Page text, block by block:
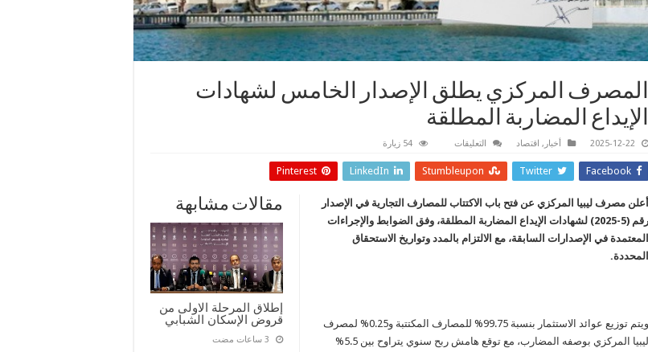
المصرف المركزي يطلق الإصدار الخامس لشهادات
الإيداع المضاربة المطلقة
2025-12-22 أخبار , اقتصاد التعليقات
المركزي
يطلق
لشهادات
الإيداع
المضاربة
المطلقة
54 زيارة
Facebook
Twitter
Stumbleupon
LinkedIn
Pinterest
مقالات مشابهة
إطلاق المرحلة الاولى من
قروض الإسكان الشبابي
أعلن مصرف ليبيا المركزي عن فتح باب الاكتتاب للمصارف التجارية في الإصدار
رقم (5-2025) لشهادات الإيداع المضاربة المطلقة، وفق الضوابط والإجراءات
المعتمدة في الإصدارات السابقة، مع الالتزام بالمدد وتواريخ الاستحقاق
المحددة.
ويتم توزيع عوائد الاستثمار بنسبة 99.75% للمصارف المكتتبة و0.25% لمصرف
ليبيا المركزي بوصفه المضارب، مع توقع هامش ربح سنوي يتراوح بين 5.5%